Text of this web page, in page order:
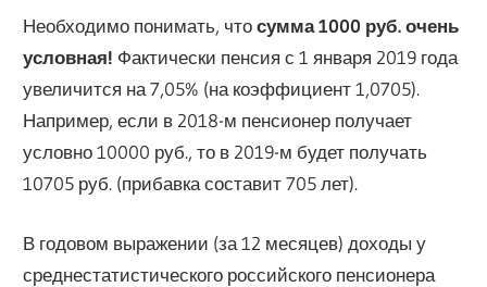
Необходимо понимать, чтосумма 1000 руб. очень
условная! Фактически пенсия с 1 января 2019 года
увеличится на 7,05% (на коэффициент 1,0705).
Например, если в 2018-м пенсионер получает
условно 10000 руб., то в 2019-м будет получать
10705 руб. (прибавка составит 705 лет).
В годовом выражении (за 12 месяцев) доходы у
среднестатистического российского пенсионера